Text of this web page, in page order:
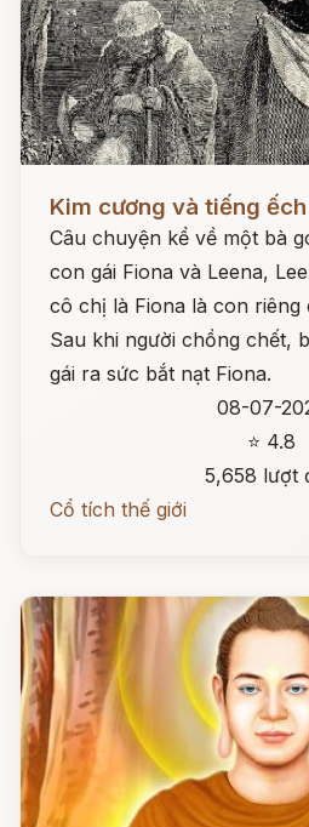
Kim cương và tiếng
Câu chuyện kể về một bà
con gái Fiona và Leena,
cô chị là Fiona là con riêng
Sau khi người chồng chết,
gái ra sức bắt nạt Fiona.
08-07-
⭐ 4.8
5,658 lượt
Cổ tích thế giới